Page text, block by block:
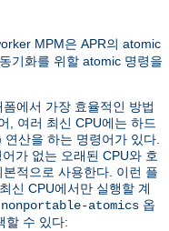
MPM은 APR의 atomic
기화를 위할 atomic 명령을
에서 가장 효율적인 방법
, 여러 최신 CPU에는 하드
산을 하는 명령어가 있다.
가 없는 오래된 CPU와 호
적으로 사용한다. 이런 플
신 CPU에서만 실행할 계
atomics 옵
할 수 있다: